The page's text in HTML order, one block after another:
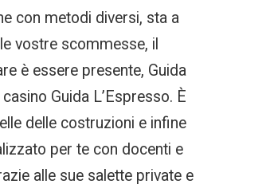
con metodi diversi, sta a
vostre scommesse, il
è essere presente, Guida
Guida L’Espresso. È
delle costruzioni e infine
per te con docenti e
alle sue salette private e